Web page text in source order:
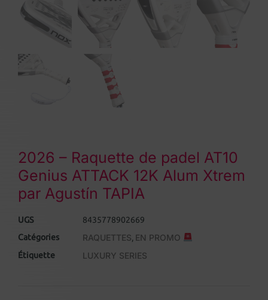
2026 – Raquette de padel AT10
Genius ATTACK 12K Alum Xtrem
par Agustín TAPIA
UGS
8435778902669
Catégories
RAQUETTES, EN PROMO
Étiquette LUXURY SERIES